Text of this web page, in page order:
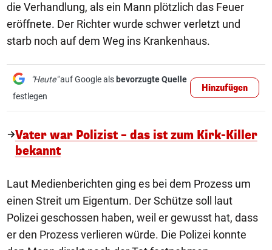
die Verhandlung, als ein Mann plötzlich das Feuer
eröffnete. Der Richter wurde schwer verletzt und
starb noch auf dem Weg ins Krankenhaus.
"Heute"auf Google als bevorzugte Quelle
festlegen
Hinzufügen
Vater war Polizist – das ist zum Kirk-Killer
bekannt
Laut Medienberichten ging es bei dem Prozess um
einen Streit um Eigentum. Der Schütze soll laut
Polizei geschossen haben, weil er gewusst hat, dass
er den Prozess verlieren würde. Die Polizei konnte